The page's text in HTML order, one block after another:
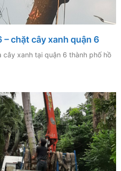
chặt cây xanh quận 6
xanh tại quận 6 thành phố hồ